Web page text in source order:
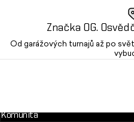
Značka OG.
Od garážových turnajů až po
Komunita